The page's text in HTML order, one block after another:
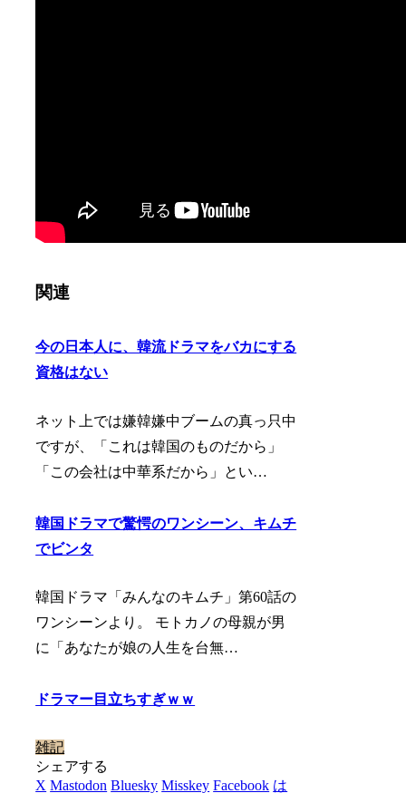
関連
今の日本人に、韓流ドラマをバカにする
資格はない
ネット上では嫌韓嫌中ブームの真っ只中
ですが、「これは韓国のものだから」
「この会社は中華系だから」とい…
韓国ドラマで驚愕のワンシーン、キムチ
でビンタ
韓国ドラマ「みんなのキムチ」第60話の
ワンシーンより。 モトカノの母親が男
に「あなたが娘の人生を台無…
ドラマー目立ちすぎｗｗ
雑記
シェアする
X Mastodon Bluesky Misskey Facebook は